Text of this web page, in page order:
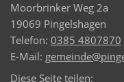
Moorbrinker Weg 2a
19069 Pingelshagen
Telefon: 0385 4807870
E-Mail:
Diese Seite teilen: